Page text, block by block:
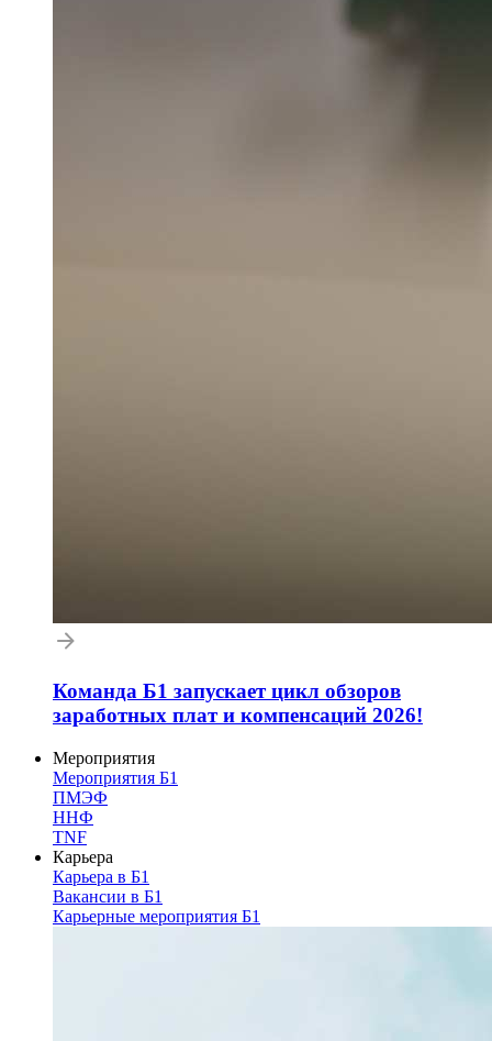
Команда Б1 запускает цикл обзоров
заработных плат и компенсаций 2026!
Мероприятия
Мероприятия Б1
ПМЭФ
ННФ
TNF
Карьера
Карьера в Б1
Вакансии в Б1
Карьерные мероприятия Б1